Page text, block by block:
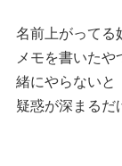
名前上がってる
メモを書いた
緒にやらないと
疑惑が深まるだ